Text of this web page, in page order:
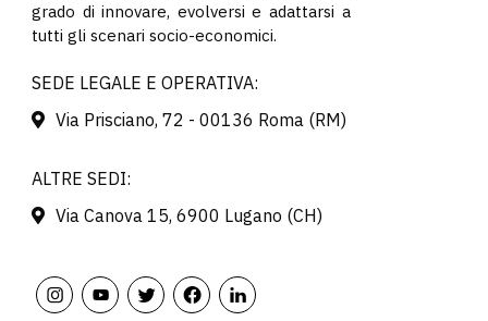
grado di innovare, evolversi e adattarsi a
tutti gli scenari socio-economici.
SEDE LEGALE E OPERATIVA:
Via Prisciano, 72 - 00136 Roma (RM)
ALTRE SEDI:
Via Canova 15, 6900 Lugano (CH)